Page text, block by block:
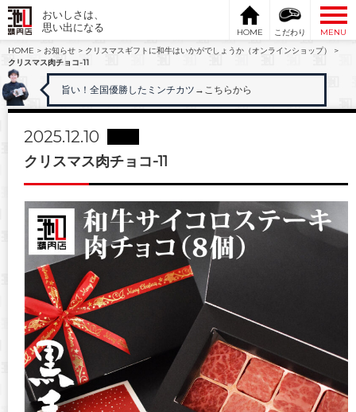
おいしさは、
思い出になる
HOME こだわり
MENU
HOME > お知らせ > クリスマスギフトに和牛はいかがでしょうか（オンラインショップ）
>
クリスマス肉チョコ-11
旨い！全国優勝したミンチカツ →こちらから
2025.12.10
クリスマス肉チョコ-11